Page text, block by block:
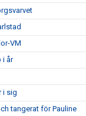
VM
i år
i sig
tangerat för Pauline